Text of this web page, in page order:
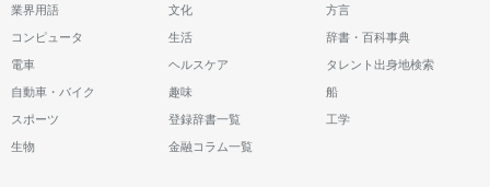
業界用語 文化 方言
コンピュータ 生活 辞書・百科事典
電車 ヘルスケア タレント出身地検索
自動車・バイク 趣味 船
スポーツ 登録辞書一覧 工学
生物 金融コラム一覧